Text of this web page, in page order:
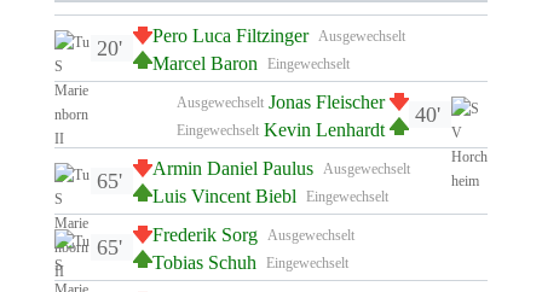
Ausgewechselt
Pero Luca Filtzinger
Eingewechselt
Marcel Baron
20'
40'
Ausgewechselt Jonas Fleischer
Eingewechselt Kevin Lenhardt
Ausgewechselt
Armin Daniel Paulus
Eingewechselt
Luis Vincent Biebl
65'
Ausgewechselt
Frederik Sorg
Eingewechselt
Tobias Schuh
65'